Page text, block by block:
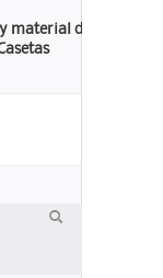
material de